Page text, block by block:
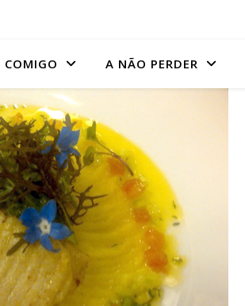
COMIGO A NÃO PERDER